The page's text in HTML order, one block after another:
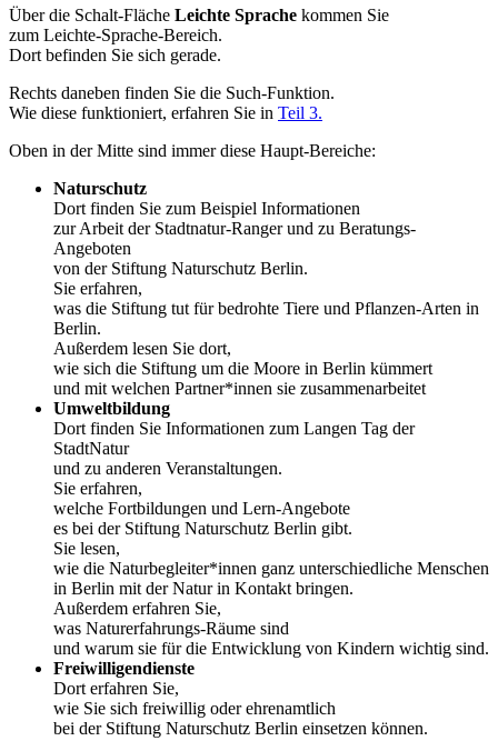
Über die Schalt-Fläche Leichte Sprache kommen Sie
zum Leichte-Sprache-Bereich.
Dort befinden Sie sich gerade.
Rechts daneben finden Sie die Such-Funktion.
Wie diese funktioniert, erfahren Sie in Teil 3.
Oben in der Mitte sind immer diese Haupt-Bereiche:
Naturschutz
Dort finden Sie zum Beispiel Informationen
zur Arbeit der Stadtnatur-Ranger und zu Beratungs-
Angeboten
von der Stiftung Naturschutz Berlin.
Sie erfahren,
was die Stiftung tut für bedrohte Tiere und Pflanzen-Arten in
Berlin.
Außerdem lesen Sie dort,
wie sich die Stiftung um die Moore in Berlin kümmert
und mit welchen Partner*innen sie zusammenarbeitet
Umweltbildung
Dort finden Sie Informationen zum Langen Tag der
StadtNatur
und zu anderen Veranstaltungen.
Sie erfahren,
welche Fortbildungen und Lern-Angebote
es bei der Stiftung Naturschutz Berlin gibt.
Sie lesen,
wie die Naturbegleiter*innen ganz unterschiedliche Menschen
in Berlin mit der Natur in Kontakt bringen.
Außerdem erfahren Sie,
was Naturerfahrungs-Räume sind
und warum sie für die Entwicklung von Kindern wichtig sind.
Freiwilligendienste
Dort erfahren Sie,
wie Sie sich freiwillig oder ehrenamtlich
bei der Stiftung Naturschutz Berlin einsetzen können.